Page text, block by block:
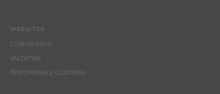
WEBSITES
CORPORATIVO
VALENTINE
PERFORMANCE COATINGS